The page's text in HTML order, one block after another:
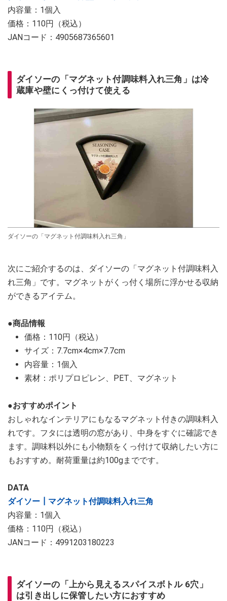
内容量：1個入
価格：110円（税込）
JANコード：4905687365601
ダイソーの「マグネット付調味料入れ三角」は冷
蔵庫や壁にくっ付けて使える
ダイソーの「マグネット付調味料入れ三角」
次にご紹介するのは、ダイソーの「マグネット付調味料入
れ三角」です。マグネットがくっ付く場所に浮かせる収納
ができるアイテム。
●商品情報
価格：110円（税込）
サイズ：7.7cm×4cm×7.7cm
内容量：1個入
素材：ポリプロピレン、PET、マグネット
●おすすめポイント
おしゃれなインテリアにもなるマグネット付きの調味料入
れです。フタには透明の窓があり、中身をすぐに確認でき
ます。調味料以外にも小物類をくっ付けて収納したい方に
もおすすめ。耐荷重量は約100gまでです。
DATA
ダイソー┃マグネット付調味料入れ三角
内容量：1個入
価格：110円（税込）
JANコード：4991203180223
ダイソーの「上から見えるスパイスボトル 6穴」
は引き出しに保管したい方におすすめ